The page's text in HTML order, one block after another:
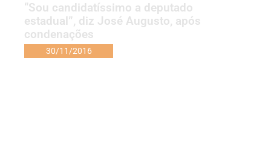
“Sou candidatíssimo a deputado
estadual”, diz José Augusto, após
condenações
30/11/2016